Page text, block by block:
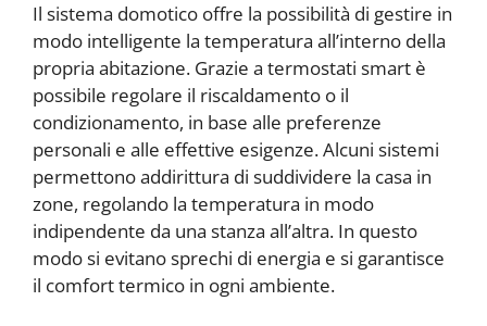
Il sistema domotico offre la possibilità di gestire in
modo intelligente la temperatura all’interno della
propria abitazione. Grazie a termostati smart è
possibile regolare il riscaldamento o il
condizionamento, in base alle preferenze
personali e alle effettive esigenze. Alcuni sistemi
permettono addirittura di suddividere la casa in
zone, regolando la temperatura in modo
indipendente da una stanza all’altra. In questo
modo si evitano sprechi di energia e si garantisce
il comfort termico in ogni ambiente.